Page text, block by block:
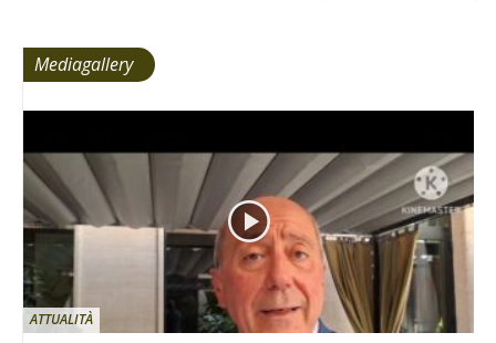
Mediagallery
ATTUALITÀ